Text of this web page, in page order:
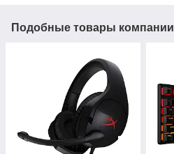
Подобные товары компании